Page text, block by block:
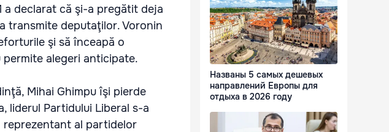
a declarat că şi-a pregătit deja
transmite deputaţilor. Voronin
şi să înceapă o
alegeri anticipate.
Mihai Ghimpu îşi pierde
liderul Partidului Liberal s-a
reprezentant al partidelor
Названы 5 самых дешевых
направлений Европы для
отдыха в 2026 году